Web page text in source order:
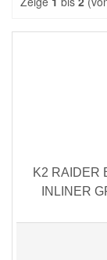
K2 RAIDER
INLINER